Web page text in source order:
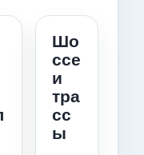
Шо
ссе
и
тра
сс
ы